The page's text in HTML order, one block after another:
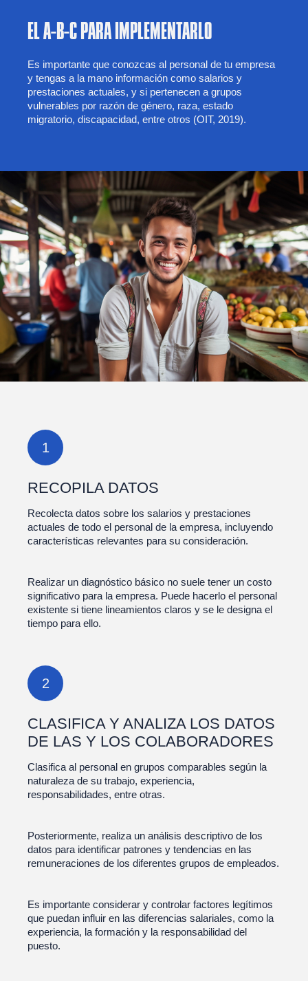
EL A-B-C PARA IMPLEMENTARLO
Es importante que conozcas al personal de tu empresa
y tengas a la mano información como salarios y
prestaciones actuales, y si pertenecen a grupos
vulnerables por razón de género, raza, estado
migratorio, discapacidad, entre otros (OIT, 2019).
1
RECOPILA DATOS
Recolecta datos sobre los salarios y prestaciones
actuales de todo el personal de la empresa, incluyendo
características relevantes para su consideración.
Realizar un diagnóstico básico no suele tener un costo
significativo para la empresa. Puede hacerlo el personal
existente si tiene lineamientos claros y se le designa el
tiempo para ello.
2
CLASIFICA Y ANALIZA LOS DATOS
DE LAS Y LOS COLABORADORES
Clasifica al personal en grupos comparables según la
naturaleza de su trabajo, experiencia,
responsabilidades, entre otras.
Posteriormente, realiza un análisis descriptivo de los
datos para identificar patrones y tendencias en las
remuneraciones de los diferentes grupos de empleados.
Es importante considerar y controlar factores legítimos
que puedan influir en las diferencias salariales, como la
experiencia, la formación y la responsabilidad del
puesto.